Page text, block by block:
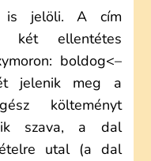
is jelöli. A cím
két ellentétes
boldog<–
jelenik meg a
költeményt
szava, a dal
utal (a dal